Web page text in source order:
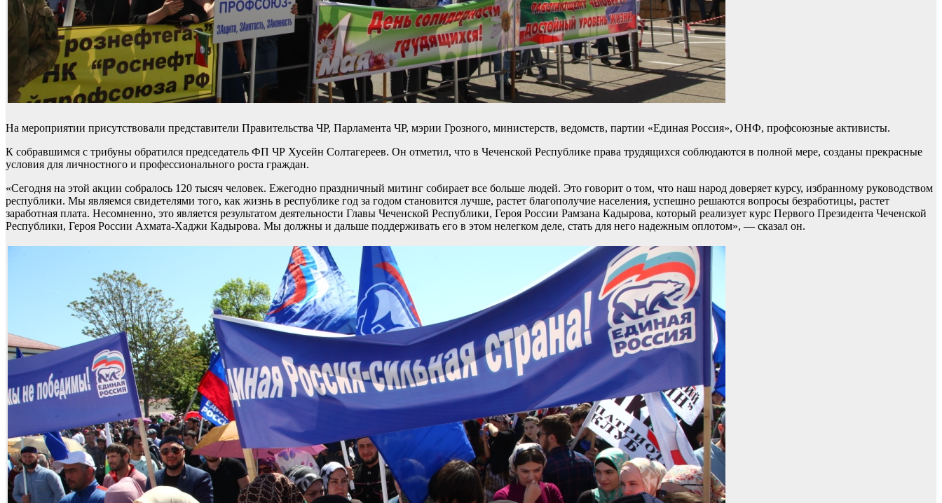
На мероприятии присутствовали представители Правительства ЧР, Парламента ЧР, мэрии Грозного, министерств, ведомств, партии «Единая Россия», ОНФ, профсоюзные активисты.
К собравшимся с трибуны обратился председатель ФП ЧР Хусейн Солтагереев. Он отметил, что в Чеченской Республике права трудящихся соблюдаются в полной мере, созданы прекрасные
условия для личностного и профессионального роста граждан.
«Сегодня на этой акции собралось 120 тысяч человек. Ежегодно праздничный митинг собирает все больше людей. Это говорит о том, что наш народ доверяет курсу, избранному руководством
республики. Мы являемся свидетелями того, как жизнь в республике год за годом становится лучше, растет благополучие населения, успешно решаются вопросы безработицы, растет
заработная плата. Несомненно, это является результатом деятельности Главы Чеченской Республики, Героя России Рамзана Кадырова, который реализует курс Первого Президента Чеченской
Республики, Героя России Ахмата-Хаджи Кадырова. Мы должны и дальше поддерживать его в этом нелегком деле, стать для него надежным оплотом», — сказал он.